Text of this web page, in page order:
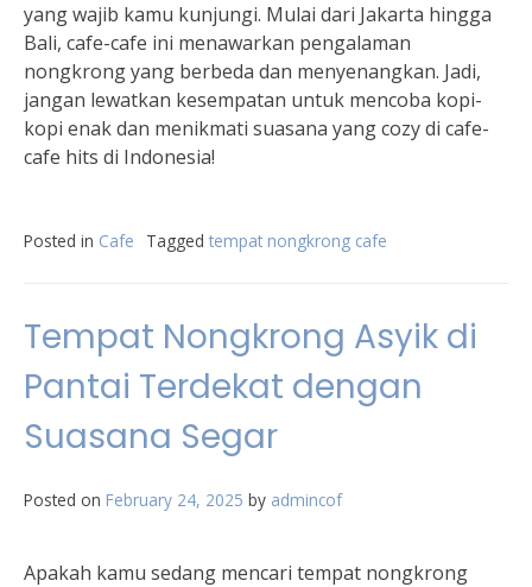
yang wajib kamu kunjungi. Mulai dari Jakarta hingga
Bali, cafe-cafe ini menawarkan pengalaman
nongkrong yang berbeda dan menyenangkan. Jadi,
jangan lewatkan kesempatan untuk mencoba kopi-
kopi enak dan menikmati suasana yang cozy di cafe-
cafe hits di Indonesia!
Posted in Cafe Tagged tempat nongkrong cafe
Tempat Nongkrong Asyik di
Pantai Terdekat dengan
Suasana Segar
Posted on February 24, 2025 by admincof
Apakah kamu sedang mencari tempat nongkrong